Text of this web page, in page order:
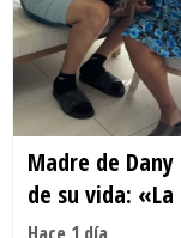
Madre de
de su vida: